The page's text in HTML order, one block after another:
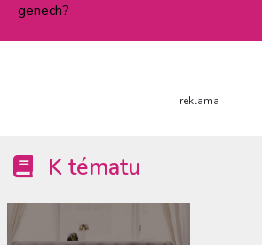
genech?
reklama
K tématu